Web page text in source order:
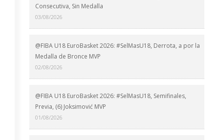
Consecutiva, Sin Medalla
03/08/2026
@FIBA U18 EuroBasket 2026: #SelMasU18, Derrota, a por la
Medalla de Bronce MVP
02/08/2026
@FIBA U18 EuroBasket 2026: #SelMasU18, Semifinales,
Previa, (6) Joksimović MVP
01/08/2026